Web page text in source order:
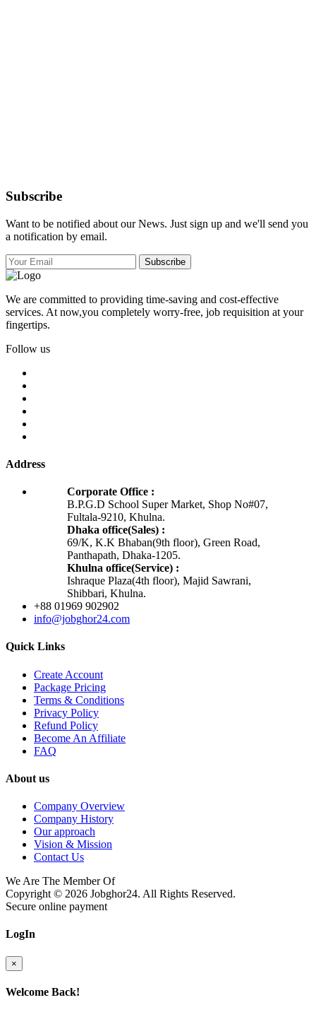
Subscribe
Want to be notified about our News. Just sign up and we'll send you
a notification by email.
Subscribe
We are committed to providing time-saving and cost-effective
services. At now,you completely worry-free, job requisition at your
fingertips.
Follow us
Address
Corporate Office :
B.P.G.D School Super Market, Shop No#07,
Fultala-9210, Khulna.
Dhaka office(Sales) :
69/K, K.K Bhaban(9th floor), Green Road,
Panthapath, Dhaka-1205.
Khulna office(Service) :
Ishraque Plaza(4th floor), Majid Sawrani,
Shibbari, Khulna.
+88 01969 902902
info@jobghor24.com
Quick Links
Create Account
Package Pricing
Terms & Conditions
Privacy Policy
Refund Policy
Become An Affiliate
FAQ
About us
Company Overview
Company History
Our approach
Vision & Mission
Contact Us
We Are The Member Of
Copyright © 2026 Jobghor24. All Rights Reserved.
Secure online payment
LogIn
×
Welcome Back!